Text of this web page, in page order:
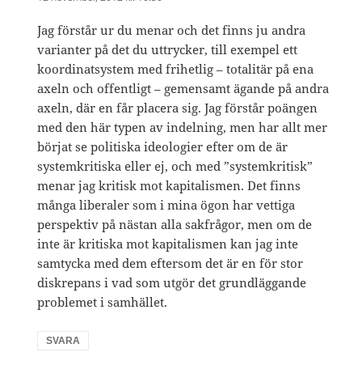
Jag förstår ur du menar och det finns ju andra
varianter på det du uttrycker, till exempel ett
koordinatsystem med frihetlig – totalitär på ena
axeln och offentligt – gemensamt ägande på andra
axeln, där en får placera sig. Jag förstår poängen
med den här typen av indelning, men har allt mer
börjat se politiska ideologier efter om de är
systemkritiska eller ej, och med ”systemkritisk”
menar jag kritisk mot kapitalismen. Det finns
många liberaler som i mina ögon har vettiga
perspektiv på nästan alla sakfrågor, men om de
inte är kritiska mot kapitalismen kan jag inte
samtycka med dem eftersom det är en för stor
diskrepans i vad som utgör det grundläggande
problemet i samhället.
SVARA